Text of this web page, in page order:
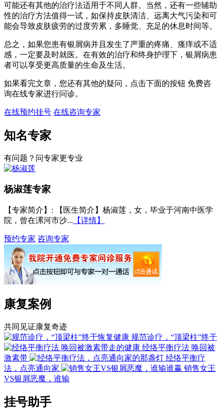
可能还有其他的治疗法适用于不同人群。当然，还有一些辅助
性的治疗方法值得一试，如保持皮肤清洁、远离大气污染和可
能会导致皮肤疲劳的过度劳累，多睡觉、充足的休息时间等。
总之，如果您患有银屑病并且发生了严重的疼痛、瘙痒或不适
感，一定要及时就医。在有效的治疗和终身护理下，银屑病患
者可以享受更高质量的生命及生活。
如果看完文章，您还有其他的疑问，点击下面的按钮 免费咨
询在线专家进行问诊。
在线预约挂号 在线咨询专家
知名专家
有问题？问专家更专业
杨淑莲专家
【专家简介】 : 【医生简介】杨淑莲，女，毕业于河南中医学
院，曾在漯河市沙... 【详情】
预约专家 咨询专家
康复案例
共同见证康复奇迹
规范诊疗，“顶梁柱”终于
经络平衡疗法 唤回被
激素带
经络平衡疗
法，点亮通向家
销售女王
VS银屑恶魔，谁输
挂号助手